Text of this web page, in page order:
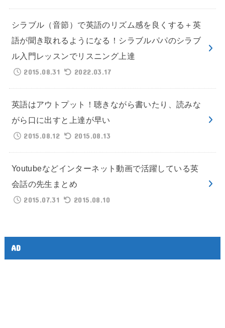
シラブル（音節）で英語のリズム感を良くする＋英
語が聞き取れるようになる！シラブルパパのシラブ
ル入門レッスンでリスニング上達
2015.08.31
2022.03.17
英語はアウトプット！聴きながら書いたり、読みな
がら口に出すと上達が早い
2015.08.12
2015.08.13
Youtubeなどインターネット動画で活躍している英
会話の先生まとめ
2015.07.31
2015.08.10
AD